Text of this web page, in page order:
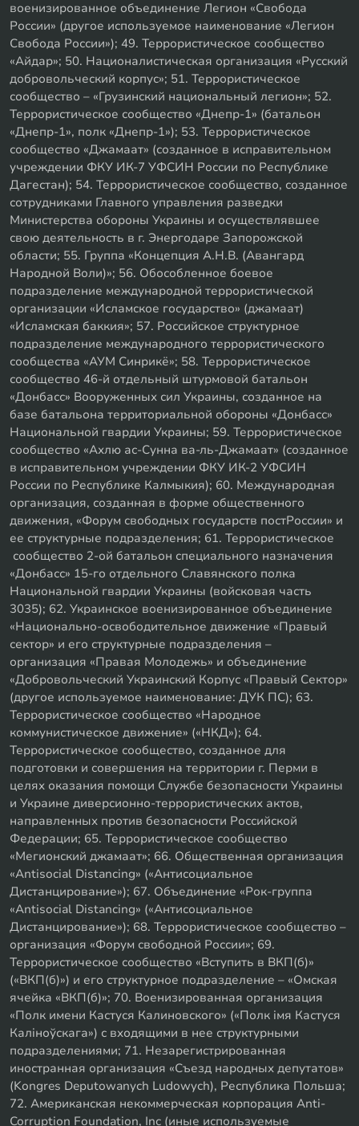
военизированное объединение Легион «Свобода
России» (другое используемое наименование «Легион
Свобода России»); 49. Террористическое сообщество
«Айдар»; 50. Националистическая организация «Русский
добровольческий корпус»; 51. Террористическое
сообщество – «Грузинский национальный легион»; 52.
Террористическое сообщество «Днепр-1» (батальон
«Днепр-1», полк «Днепр-1»); 53. Террористическое
сообщество «Джамаат» (созданное в исправительном
учреждении ФКУ ИК-7 УФСИН России по Республике
Дагестан); 54. Террористическое сообщество, созданное
сотрудниками Главного управления разведки
Министерства обороны Украины и осуществлявшее
свою деятельность в г. Энергодаре Запорожской
области; 55. Группа «Концепция А.Н.В. (Авангард
Народной Воли)»; 56. Обособленное боевое
подразделение международной террористической
организации «Исламское государство» (джамаат)
«Исламская баккия»; 57. Российское структурное
подразделение международного террористического
сообщества «АУМ Синрикё»; 58. Террористическое
сообщество 46-й отдельный штурмовой батальон
«Донбасс» Вооруженных сил Украины, созданное на
базе батальона территориальной обороны «Донбасс»
Национальной гвардии Украины; 59. Террористическое
сообщество «Ахлю ас-Сунна ва-ль-Джамаат» (созданное
в исправительном учреждении ФКУ ИК-2 УФСИН
России по Республике Калмыкия); 60. Международная
организация, созданная в форме общественного
движения, «Форум свободных государств постРоссии» и
ее структурные подразделения; 61. Террористическое
сообщество 2-ой батальон специального назначения
«Донбасс» 15-го отдельного Славянского полка
Национальной гвардии Украины (войсковая часть
3035); 62. Украинское военизированное объединение
«Национально-освободительное движение «Правый
сектор» и его структурные подразделения –
организация «Правая Молодежь» и объединение
«Добровольческий Украинский Корпус «Правый Сектор»
(другое используемое наименование: ДУК ПС); 63.
Террористическое сообщество «Народное
коммунистическое движение» («НКД»); 64.
Террористическое сообщество, созданное для
подготовки и совершения на территории г. Перми в
целях оказания помощи Службе безопасности Украины
и Украине диверсионно-террористических актов,
направленных против безопасности Российской
Федерации; 65. Террористическое сообщество
«Мегионский джамаат»; 66. Общественная организация
«Antisocial Distancing» («Антисоциальное
Дистанцирование»); 67. Объединение «Рок-группа
«Antisocial Distancing» («Антисоциальное
Дистанцирование»); 68. Террористическое сообщество –
организация «Форум свободной России»; 69.
Террористическое сообщество «Вступить в ВКП(б)»
(«ВКП(б)») и его структурное подразделение – «Омская
ячейка «ВКП(б)»; 70. Военизированная организация
«Полк имени Кастуся Калиновского» («Полк iмя Кастуся
Калiноўскага») с входящими в нее структурными
подразделениями; 71. Незарегистрированная
иностранная организация «Съезд народных депутатов»
(Kongres Deputowanych Ludowych), Республика Польша;
72. Американская некоммерческая корпорация Anti-
Corruption Foundation, Inc (иные используемые